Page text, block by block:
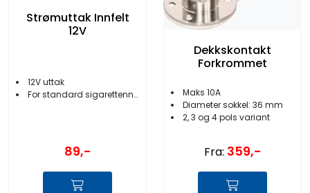
Strømuttak Innfelt
12V
12V uttak
For standard sigarettennerplugg
89,-
Dekkskontakt
Forkrommet
Maks 10A
Diameter sokkel: 36 mm
2, 3 og 4 pols variant
Fra: 359,-